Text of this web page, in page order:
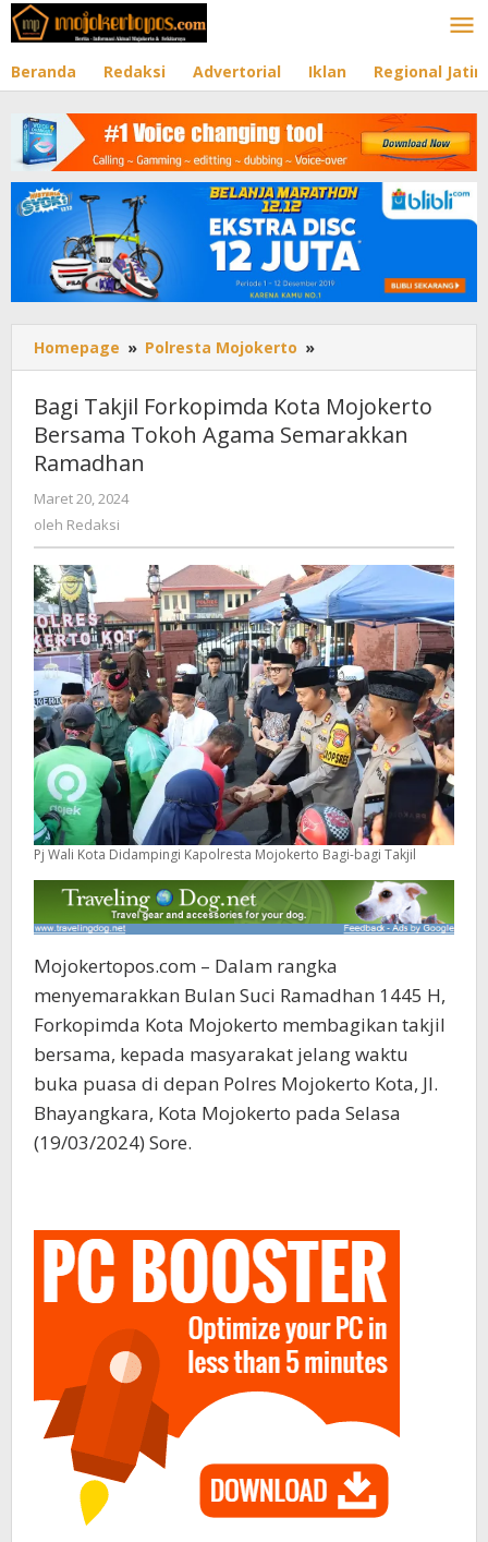
Lewati
ke
Beranda Redaksi Advertorial Iklan Regional Jatim
Homepage » Polresta Mojokerto »
Takjil
Forkopimda
Kota
Mojokerto
Ramadhan
Bagi Takjil Forkopimda Kota Mojokerto
Bersama Tokoh Agama Semarakkan
Ramadhan
Maret 20, 2024
oleh Redaksi
Pj Wali Kota Didampingi Kapolresta Mojokerto Bagi-bagi Takjil
Mojokertopos.com – Dalam rangka
menyemarakkan Bulan Suci Ramadhan 1445 H,
Forkopimda Kota Mojokerto membagikan takjil
bersama, kepada masyarakat jelang waktu
buka puasa di depan Polres Mojokerto Kota, Jl.
Bhayangkara, Kota Mojokerto pada Selasa
(19/03/2024) Sore.